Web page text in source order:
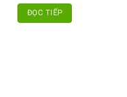
ĐỌC TIẾP